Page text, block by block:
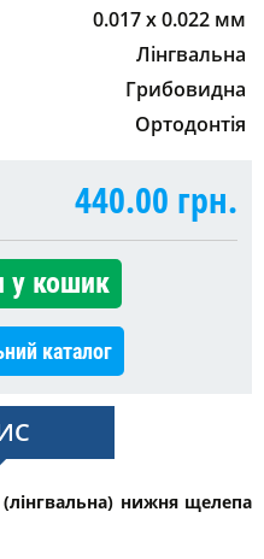
0.017 x 0.022 мм
Лінгвальна
Грибовидна
Ортодонтія
440.00 грн.
у кошик
каталог
нижня щелепа